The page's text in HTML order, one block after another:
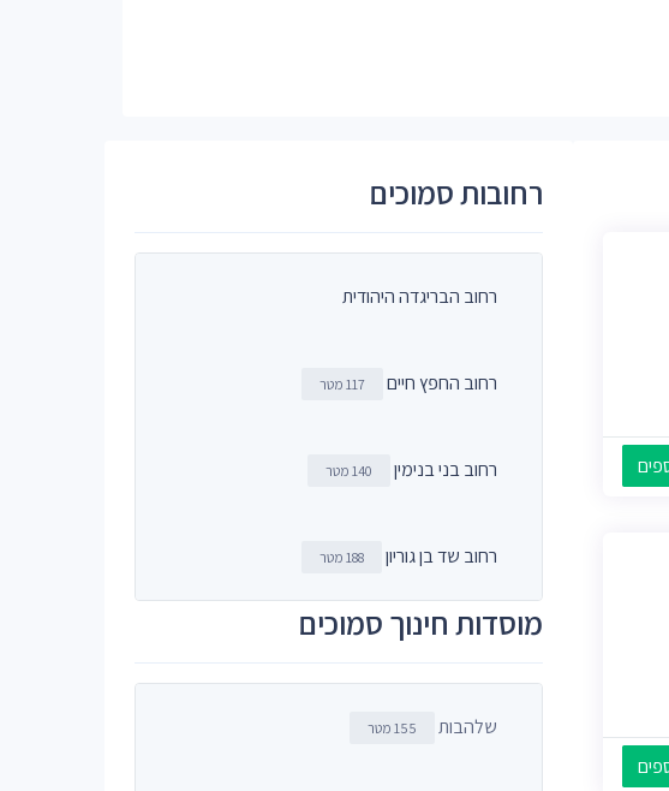
רחובות סמוכים
רחוב הבריגדה היהודית
רחוב החפץ חיים 117 מטר
רחוב בני בנימין 140 מטר
רחוב שד בן גוריון 188 מטר
מוסדות חינוך סמוכים
שלהבות 155 מטר